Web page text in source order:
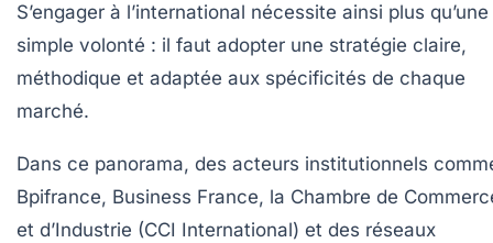
S’engager à l’international nécessite ainsi plus qu’une
simple volonté : il faut adopter une stratégie claire,
méthodique et adaptée aux spécificités de chaque
marché.
Dans ce panorama, des acteurs institutionnels
Bpifrance, Business France, la Chambre de
et d’Industrie (CCI International) et des réseaux